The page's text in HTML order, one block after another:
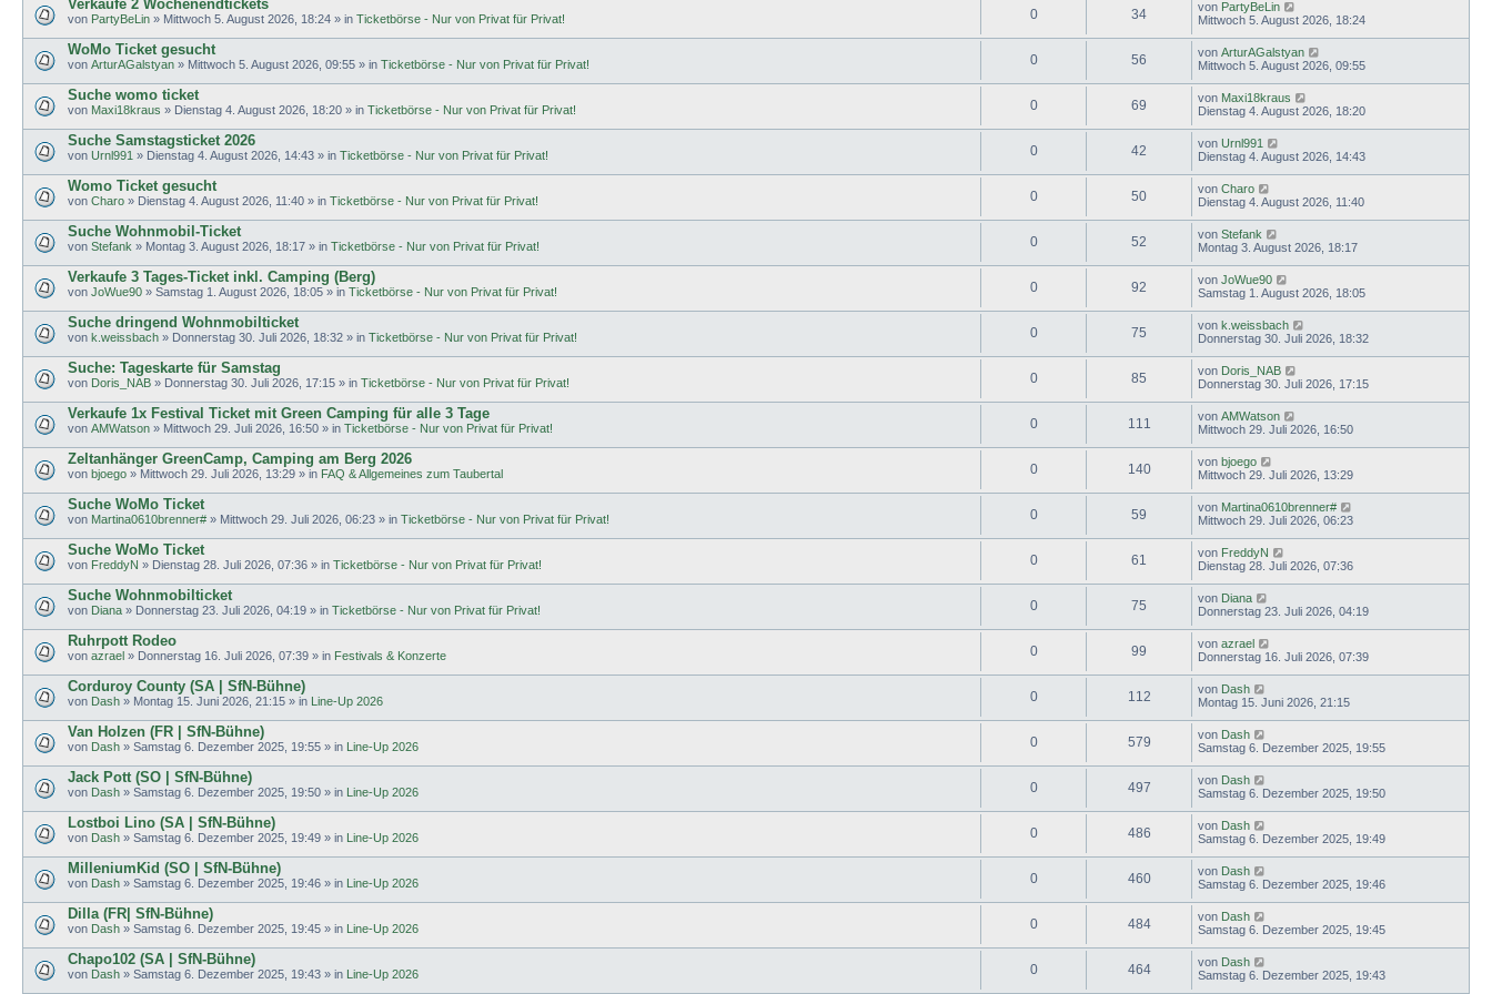
Verkaufe 2 Wochenendtickets
von PartyBeLin » Mittwoch 5. August 2026, 18:24 » in Ticketbörse - Nur von Privat für Privat! 0 34 von PartyBeLin
Mittwoch 5. August 2026, 18:24
WoMo Ticket gesucht
von ArturAGalstyan » Mittwoch 5. August 2026, 09:55 » in Ticketbörse - Nur von Privat für Privat! 0 56 von ArturAGalstyan
Mittwoch 5. August 2026, 09:55
Suche womo ticket
von Maxi18kraus » Dienstag 4. August 2026, 18:20 » in Ticketbörse - Nur von Privat für Privat! 0 69 von Maxi18kraus
Dienstag 4. August 2026, 18:20
Suche Samstagsticket 2026
von Urnl991 » Dienstag 4. August 2026, 14:43 » in Ticketbörse - Nur von Privat für Privat! 0 42 von Urnl991
Dienstag 4. August 2026, 14:43
Womo Ticket gesucht
von Charo » Dienstag 4. August 2026, 11:40 » in Ticketbörse - Nur von Privat für Privat! 0 50 von Charo
Dienstag 4. August 2026, 11:40
Suche Wohnmobil-Ticket
von Stefank » Montag 3. August 2026, 18:17 » in Ticketbörse - Nur von Privat für Privat! 0 52 von Stefank
Montag 3. August 2026, 18:17
Verkaufe 3 Tages-Ticket inkl. Camping (Berg)
von JoWue90 » Samstag 1. August 2026, 18:05 » in Ticketbörse - Nur von Privat für Privat! 0 92 von JoWue90
Samstag 1. August 2026, 18:05
Suche dringend Wohnmobilticket
von k.weissbach » Donnerstag 30. Juli 2026, 18:32 » in Ticketbörse - Nur von Privat für Privat! 0 75 von k.weissbach
Donnerstag 30. Juli 2026, 18:32
Suche: Tageskarte für Samstag
von Doris_NAB » Donnerstag 30. Juli 2026, 17:15 » in Ticketbörse - Nur von Privat für Privat! 0 85 von Doris_NAB
Donnerstag 30. Juli 2026, 17:15
Verkaufe 1x Festival Ticket mit Green Camping für alle 3 Tage
von AMWatson » Mittwoch 29. Juli 2026, 16:50 » in Ticketbörse - Nur von Privat für Privat! 0 111 von AMWatson
Mittwoch 29. Juli 2026, 16:50
Zeltanhänger GreenCamp, Camping am Berg 2026
von bjoego » Mittwoch 29. Juli 2026, 13:29 » in FAQ & Allgemeines zum Taubertal 0 140 von bjoego
Mittwoch 29. Juli 2026, 13:29
Suche WoMo Ticket
von Martina0610brenner# » Mittwoch 29. Juli 2026, 06:23 » in Ticketbörse - Nur von Privat für Privat! 0 59 von Martina0610brenner#
Mittwoch 29. Juli 2026, 06:23
Suche WoMo Ticket
von FreddyN » Dienstag 28. Juli 2026, 07:36 » in Ticketbörse - Nur von Privat für Privat! 0 61 von FreddyN
Dienstag 28. Juli 2026, 07:36
Suche Wohnmobilticket
von Diana » Donnerstag 23. Juli 2026, 04:19 » in Ticketbörse - Nur von Privat für Privat! 0 75 von Diana
Donnerstag 23. Juli 2026, 04:19
Ruhrpott Rodeo
von azrael » Donnerstag 16. Juli 2026, 07:39 » in Festivals & Konzerte 0 99 von azrael
Donnerstag 16. Juli 2026, 07:39
Corduroy County (SA | SfN-Bühne)
von Dash » Montag 15. Juni 2026, 21:15 » in Line-Up 2026 0 112 von Dash
Montag 15. Juni 2026, 21:15
Van Holzen (FR | SfN-Bühne)
von Dash » Samstag 6. Dezember 2025, 19:55 » in Line-Up 2026 0 579 von Dash
Samstag 6. Dezember 2025, 19:55
Jack Pott (SO | SfN-Bühne)
von Dash » Samstag 6. Dezember 2025, 19:50 » in Line-Up 2026 0 497 von Dash
Samstag 6. Dezember 2025, 19:50
Lostboi Lino (SA | SfN-Bühne)
von Dash » Samstag 6. Dezember 2025, 19:49 » in Line-Up 2026 0 486 von Dash
Samstag 6. Dezember 2025, 19:49
MilleniumKid (SO | SfN-Bühne)
von Dash » Samstag 6. Dezember 2025, 19:46 » in Line-Up 2026 0 460 von Dash
Samstag 6. Dezember 2025, 19:46
Dilla (FR| SfN-Bühne)
von Dash » Samstag 6. Dezember 2025, 19:45 » in Line-Up 2026 0 484 von Dash
Samstag 6. Dezember 2025, 19:45
Chapo102 (SA | SfN-Bühne)
von Dash » Samstag 6. Dezember 2025, 19:43 » in Line-Up 2026 0 464 von Dash
Samstag 6. Dezember 2025, 19:43